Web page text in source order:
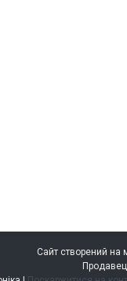
Сайт створений на